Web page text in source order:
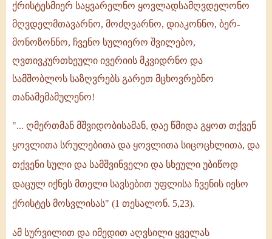
ქრისტესმიერ საყვარელნო ყოვლადსამღვდელონო
მღვდელმთავარნო, მოძღვარნო, დიაკონნო, ბერ-
მონოზონნო, ჩვენო სულიერო შვილებო,
ღვთივკურთხეული ივერიის მკვიდრნო და
სამშობლოს საზღვრებს გარეთ მცხოვრებნო
თანამემამულენო!
"... ღმერთმან მშვიდობისამან, დაე წმიდა გყოთ თქვენ
ყოვლითა სრულებითა და ყოვლითა სიცოცხლითა, და
თქვენი სული და სამშვინველი და სხეული უბიწოდ
დაცულ იქნეს მთელი სავსებით უფლისა ჩვენის იესო
ქრისტეს მოსვლისას" (1 თესალონ. 5,23).
ამ სურვილით და იმედით აღვსილი ყველას